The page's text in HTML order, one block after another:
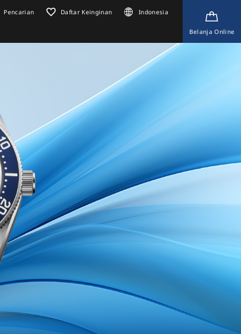
Pencarian Daftar Keinginan Indonesia
Belanja Online